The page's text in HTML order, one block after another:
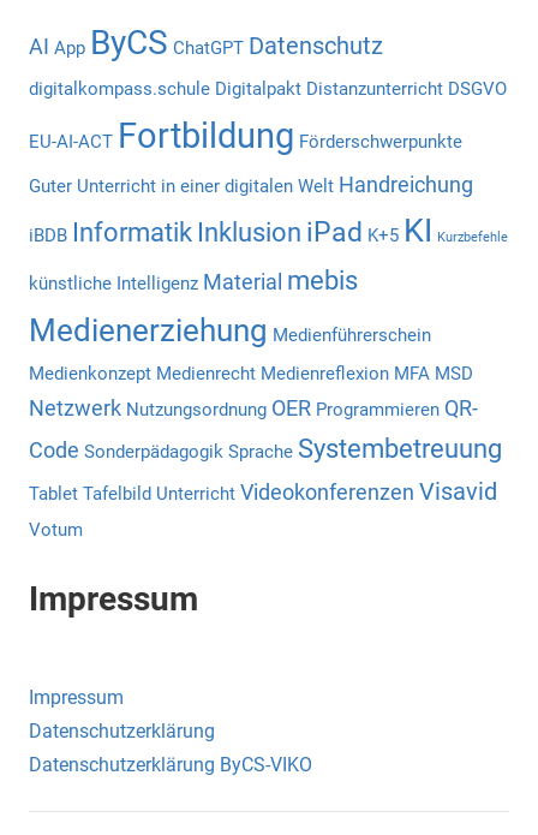
AI App ByCS ChatGPT Datenschutz
digitalkompass.schule Digitalpakt Distanzunterricht DSGVO
EU-AI-ACT Fortbildung Förderschwerpunkte
Guter Unterricht in einer digitalen Welt Handreichung
iBDB Informatik Inklusion iPad K+5 KI Kurzbefehle
künstliche Intelligenz Material mebis
Medienerziehung Medienführerschein
Medienkonzept Medienrecht Medienreflexion MFA MSD
Netzwerk Nutzungsordnung OER Programmieren QR-
Code Sonderpädagogik Sprache Systembetreuung
Tablet Tafelbild Unterricht Videokonferenzen Visavid
Votum
Impressum
Impressum
Datenschutzerklärung
Datenschutzerklärung ByCS-VIKO